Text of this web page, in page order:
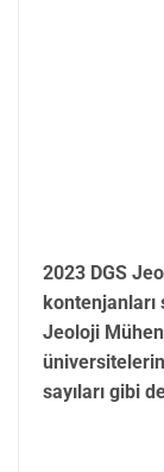
2023 DGS
kontenjanları
Jeoloji
sayıları gibi